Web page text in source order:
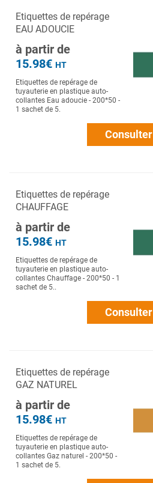
Etiquettes de repérage
EAU ADOUCIE
à partir de
15.98€ HT
Etiquettes de repérage de
tuyauterie en plastique auto-
collantes Eau adoucie - 200*50 -
1 sachet de 5.
Consulter
Etiquettes de repérage
CHAUFFAGE
à partir de
15.98€ HT
Etiquettes de repérage de
tuyauterie en plastique auto-
collantes Chauffage - 200*50 - 1
sachet de 5..
Consulter
Etiquettes de repérage
GAZ NATUREL
à partir de
15.98€ HT
Etiquettes de repérage de
tuyauterie en plastique auto-
collantes Gaz naturel - 200*50 -
1 sachet de 5.